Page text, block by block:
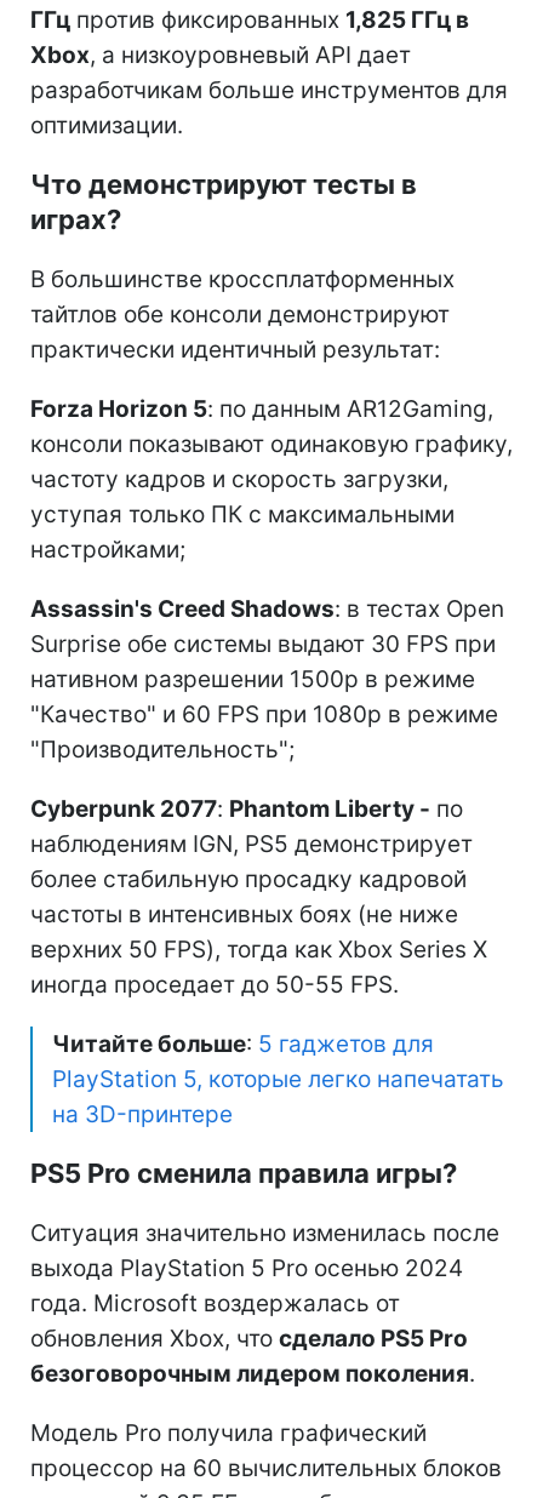
ГГц против фиксированных 1,825 ГГц в
Xbox, а низкоуровневый API дает
разработчикам больше инструментов для
оптимизации.
Что демонстрируют тесты в
играх?
В большинстве кроссплатформенных
тайтлов обе консоли демонстрируют
практически идентичный результат:
Forza Horizon 5: по данным AR12Gaming,
консоли показывают одинаковую графику,
частоту кадров и скорость загрузки,
уступая только ПК с максимальными
настройками;
Assassin's Creed Shadows: в тестах Open
Surprise обе системы выдают 30 FPS при
нативном разрешении 1500p в режиме
"Качество" и 60 FPS при 1080p в режиме
"Производительность";
Cyberpunk 2077: Phantom Liberty - по
наблюдениям IGN, PS5 демонстрирует
более стабильную просадку кадровой
частоты в интенсивных боях (не ниже
верхних 50 FPS), тогда как Xbox Series X
иногда проседает до 50-55 FPS.
Читайте больше: 5 гаджетов для
PlayStation 5, которые легко напечатать
на 3D-принтере
PS5 Pro сменила правила игры?
Ситуация значительно изменилась после
выхода PlayStation 5 Pro осенью 2024
года. Microsoft воздержалась от
обновления Xbox, что сделало PS5 Pro
безоговорочным лидером поколения.
Модель Pro получила графический
процессор на 60 вычислительных блоков